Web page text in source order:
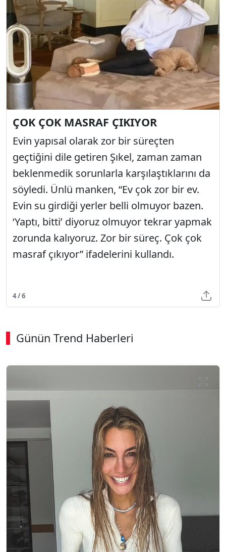
ÇOK ÇOK MASRAF ÇIKIYOR
Evin yapısal olarak zor bir süreçten
geçtiğini dile getiren Şıkel, zaman zaman
beklenmedik sorunlarla karşılaştıklarını da
söyledi. Ünlü manken, “Ev çok zor bir ev.
Evin su girdiği yerler belli olmuyor bazen.
‘Yaptı, bitti’ diyoruz olmuyor tekrar yapmak
zorunda kalıyoruz. Zor bir süreç. Çok çok
masraf çıkıyor” ifadelerini kullandı.
4 / 6
Günün Trend Haberleri